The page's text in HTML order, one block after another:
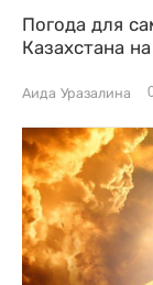
Погода для
Казахстана
Аида Уразалина